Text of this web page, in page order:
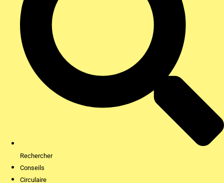
Rechercher
Conseils
Circulaire